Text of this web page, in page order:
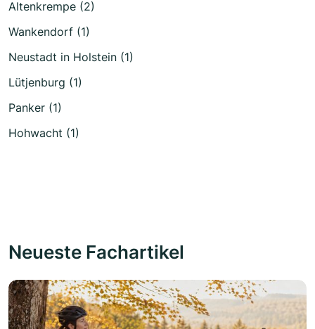
Altenkrempe (2)
Wankendorf (1)
Neustadt in Holstein (1)
Lütjenburg (1)
Panker (1)
Hohwacht (1)
Neueste Fachartikel